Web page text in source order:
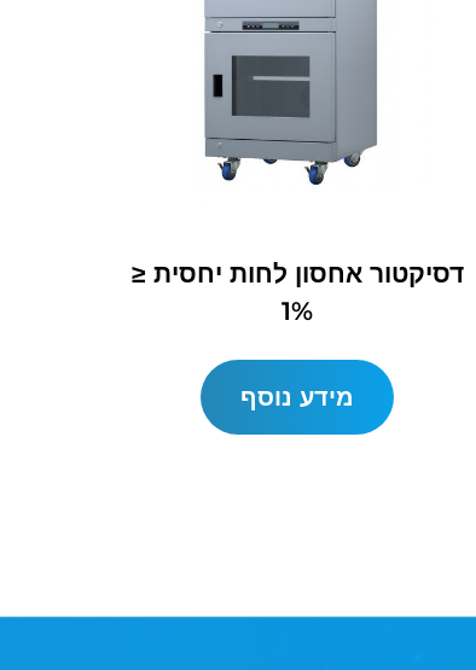
דסיקטור אחסון לחות יחסית ≤
1%
מידע נוסף